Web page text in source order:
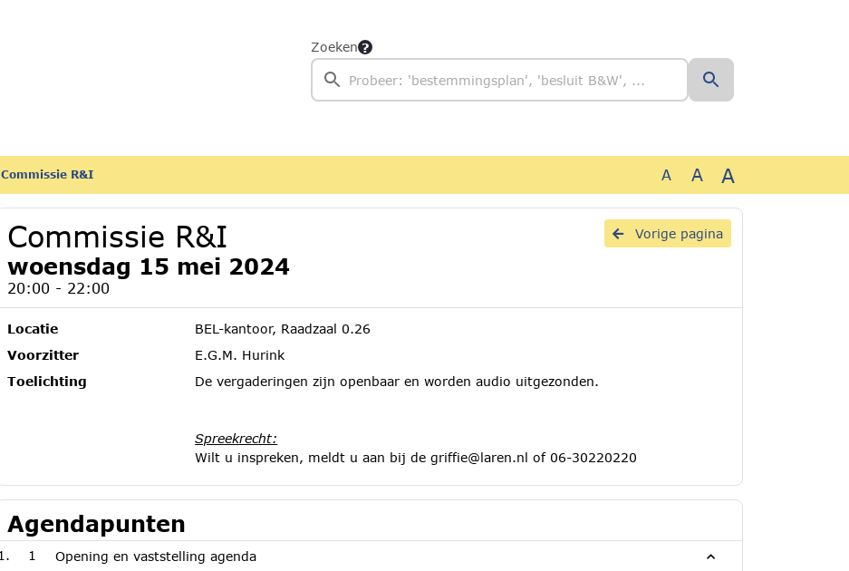
Zoeken
Commissie R&I A A A
Vorige pagina
Commissie R&I
woensdag 15 mei 2024
20:00 - 22:00
Locatie
BEL-kantoor, Raadzaal 0.26
Voorzitter
E.G.M. Hurink
Toelichting
De vergaderingen zijn openbaar en worden audio uitgezonden.
Spreekrecht:
Wilt u inspreken, meldt u aan bij degriffie@laren.nl of 06-30220220
Agendapunten
1 Opening en vaststelling agenda